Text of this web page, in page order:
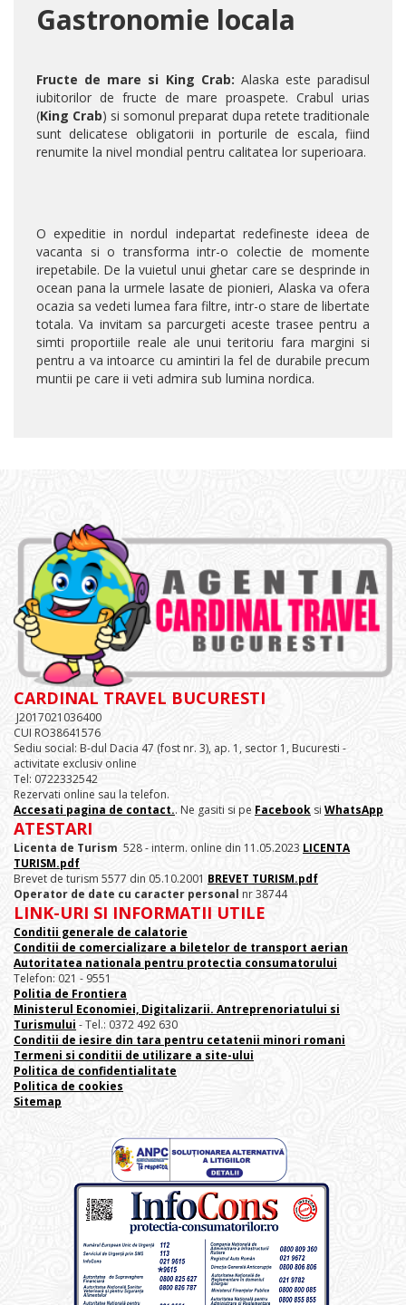
Gastronomie locala
Fructe de mare si King Crab: Alaska este paradisul
iubitorilor de fructe de mare proaspete. Crabul urias
(King Crab) si somonul preparat dupa retete traditionale
sunt delicatese obligatorii in porturile de escala, fiind
renumite la nivel mondial pentru calitatea lor superioara.
O expeditie in nordul indepartat redefineste ideea de
vacanta si o transforma intr-o colectie de momente
irepetabile. De la vuietul unui ghetar care se desprinde in
ocean pana la urmele lasate de pionieri, Alaska va ofera
ocazia sa vedeti lumea fara filtre, intr-o stare de libertate
totala. Va invitam sa parcurgeti aceste trasee pentru a
simti proportiile reale ale unui teritoriu fara margini si
pentru a va intoarce cu amintiri la fel de durabile precum
muntii pe care ii veti admira sub lumina nordica.
CARDINAL TRAVEL BUCURESTI
J2017021036400
CUI RO38641576
Sediu social: B-dul Dacia 47 (fost nr. 3), ap. 1, sector 1, Bucuresti -
activitate exclusiv online
Tel: 0722332542
Rezervati online sau la telefon.
Accesati pagina de contact.. Ne gasiti si pe Facebook si WhatsApp
ATESTARI
Licenta de Turism 528 - interm. online din 11.05.2023 LICENTA
TURISM.pdf
Brevet de turism 5577 din 05.10.2001 BREVET TURISM.pdf
Operator de date cu caracter personal nr 38744
LINK-URI SI INFORMATII UTILE
Conditii generale de calatorie
Conditii de comercializare a biletelor de transport aerian
Autoritatea nationala pentru protectia consumatorului
Telefon: 021 - 9551
Politia de Frontiera
Ministerul Economiei, Digitalizarii. Antreprenoriatului si
Turismului - Tel.: 0372 492 630
Conditii de iesire din tara pentru cetatenii minori romani
Termeni si conditii de utilizare a site-ului
Politica de confidentialitate
Politica de cookies
Sitemap